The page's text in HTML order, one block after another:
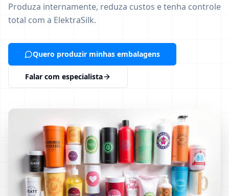
Produza internamente, reduza custos e tenha controle
total com a ElektraSilk.
Quero produzir minhas embalagens
Falar com especialista